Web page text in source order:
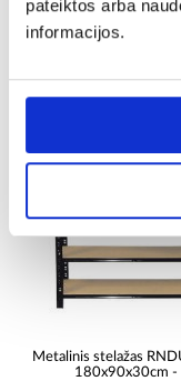
pateiktos arba
informacijos.
Kniedinė metalinė
Stabil
Metalinis stelažas
180x90x30cm -